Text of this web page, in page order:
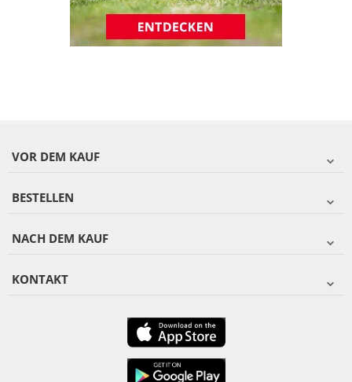
VOR DEM KAUF
BESTELLEN
NACH DEM KAUF
KONTAKT